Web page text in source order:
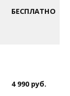
БЕСПЛАТНО
4 990 руб.